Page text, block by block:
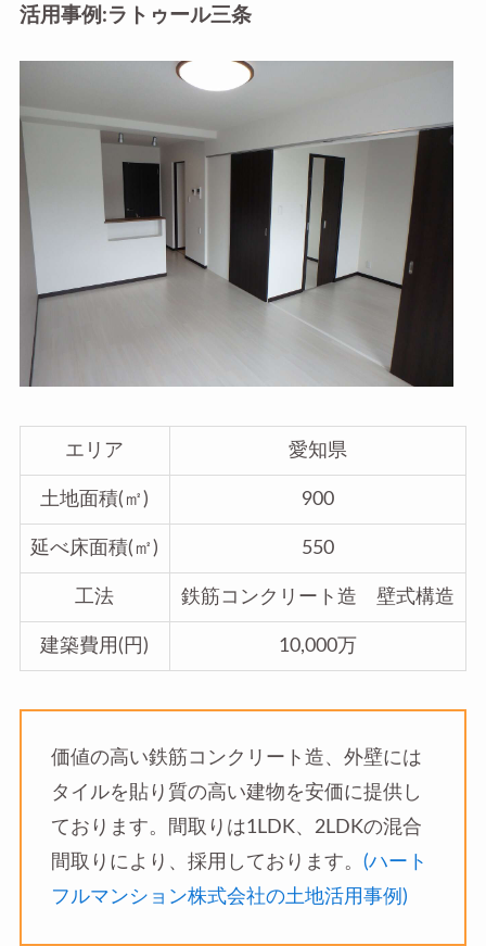
活用事例:ラトゥール三条
エリア 愛知県
土地面積(㎡) 900
延べ床面積(㎡) 550
工法 鉄筋コンクリート造 壁式構造
建築費用(円) 10,000万
価値の高い鉄筋コンクリート造、外壁には
タイルを貼り質の高い建物を安価に提供し
ております。間取りは1LDK、2LDKの混合
間取りにより、採用しております。 (ハート
フルマンション株式会社の土地活用事例)